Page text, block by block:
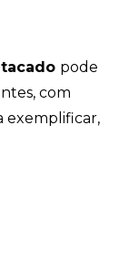
pode
com
exemplificar,